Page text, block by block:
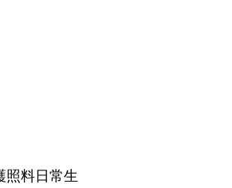
照料日常生